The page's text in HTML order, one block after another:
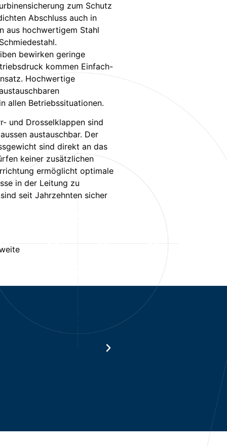
zum Schutz
Abschluss auch in
aus hochwertigem Stahl
bewirken geringe
kommen Einfach-
Hochwertige
allen Betriebssituationen.
und Drosselklappen sind
austauschbar. Der
sind direkt an das
keiner zusätzlichen
ermöglicht optimale
in der Leitung zu
seit Jahrzehnten sicher
oder hydraulisch